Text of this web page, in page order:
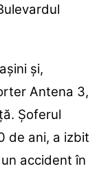
și,
Antena 3,
Șoferul
de ani, a izbit
accident în